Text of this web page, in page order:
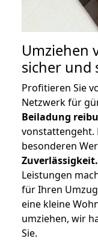
Umziehen
sicher und
Profitieren Sie
Netzwerk für
Beiladung
vonstattengeht.
besonderen
Zuverlässigkeit.
Leistungen
für Ihren
eine kleine
umziehen, wir
Sie.